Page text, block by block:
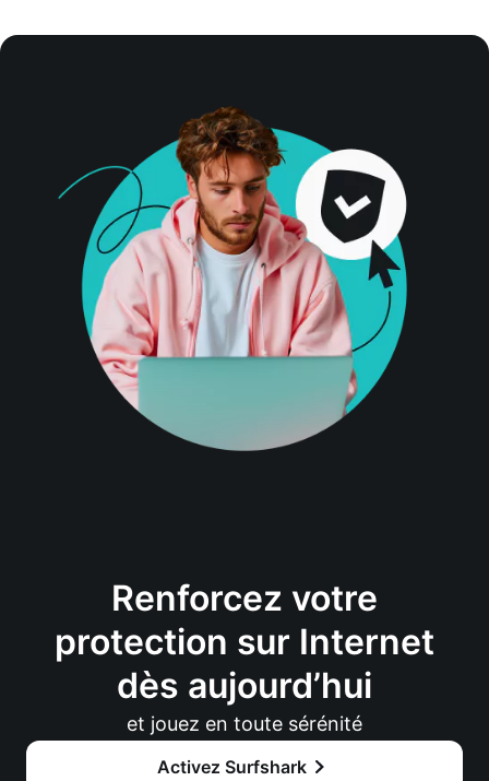
Renforcez votre
protection sur Internet
dès aujourd’hui
et jouez en toute sérénité
Activez Surfshark